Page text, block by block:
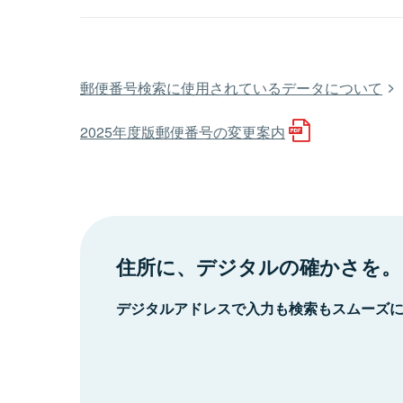
郵便番号検索に使用されているデータについて
2025年度版郵便番号の変更案内
住所に、デジタルの確かさを。
デジタルアドレスで入力も検索もスムーズ